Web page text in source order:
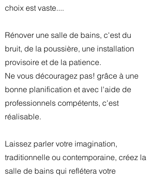
choix est vaste....
Rénover une salle de bains, c'est du
bruit, de la poussière, une installation
provisoire et de la patience.
Ne vous découragez pas! grâce à une
bonne planification et avec l'aide de
professionnels compétents, c'est
réalisable.
Laissez parler votre imagination,
traditionnelle ou contemporaine, créez la
salle de bains qui reflétera votre